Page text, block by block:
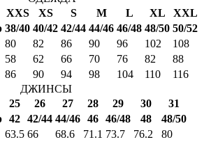
XXS XS S M L XL
XXL
38/40 40/42 42/44 44/46 46/48 48/50 50/52
80 82 86 90 96 102
108
58 62 66 70 76 82
88
86 90 94 98 104 110
116
ДЖИНСЫ
25 26 27 28 29 30
31
42 42/44 44/46 46 46/48 48
48/50
63.5 66 68.6 71.1 73.7 76.2
80